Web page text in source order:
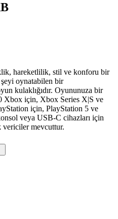
hareketlilik, stil ve konforu bir
oynatabilen bir
kulaklığıdır. Oyununuza bir
Xbox için, Xbox Series X|S ve
için, PlayStation 5 ve
veya USB-C cihazları için
vericiler mevcuttur.